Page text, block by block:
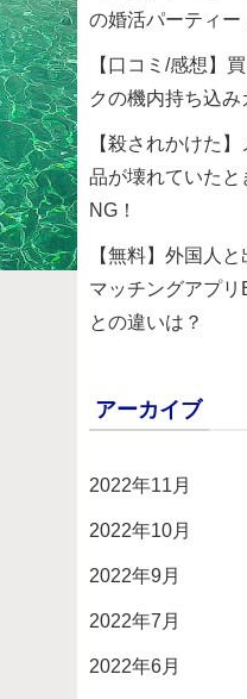
の婚活パーティー
【口コミ/感想】
クの機内持ち込
【殺されかけた
品が壊れていた
NG！
【無料】外国人
マッチングアプ
との違いは？
アーカイブ
2022年11月
2022年10月
2022年9月
2022年7月
2022年6月